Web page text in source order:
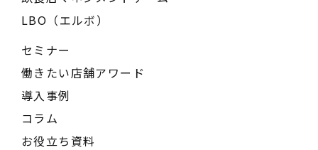
LBO（エルボ）
セミナー
働きたい店舗アワード
導入事例
コラム
お役立ち資料